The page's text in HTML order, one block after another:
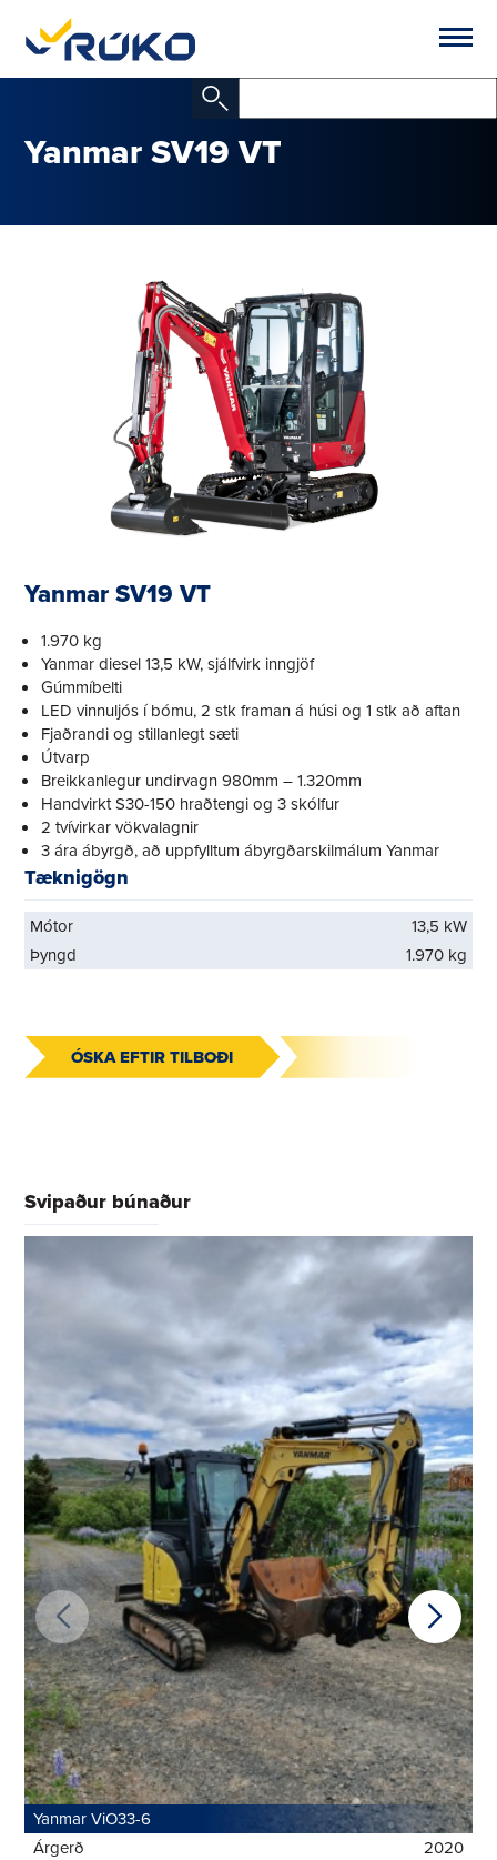
Yanmar SV19 VT
Yanmar SV19 VT
1.970 kg
Yanmar diesel 13,5 kW, sjálfvirk inngjöf
Gúmmíbelti
LED vinnuljós í bómu, 2 stk framan á húsi og 1 stk að aftan
Fjaðrandi og stillanlegt sæti
Útvarp
Breikkanlegur undirvagn 980mm – 1.320mm
Handvirkt S30-150 hraðtengi og 3 skólfur
2 tvívirkar vökvalagnir
3 ára ábyrgð, að uppfylltum ábyrgðarskilmálum Yanmar
Tæknigögn
Mótor
13,5 kW
Þyngd
1.970 kg
ÓSKA EFTIR TILBOÐI
Svipaður búnaður
Yanmar ViO33-6
Árgerð
2020